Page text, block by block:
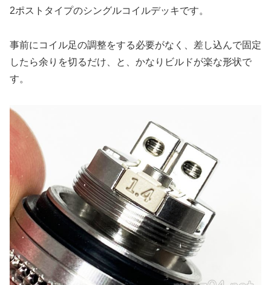
2ポストタイプのシングルコイルデッキです。
事前にコイル足の調整をする必要がなく、差し込んで固定
したら余りを切るだけ、と、かなりビルドが楽な形状で
す。